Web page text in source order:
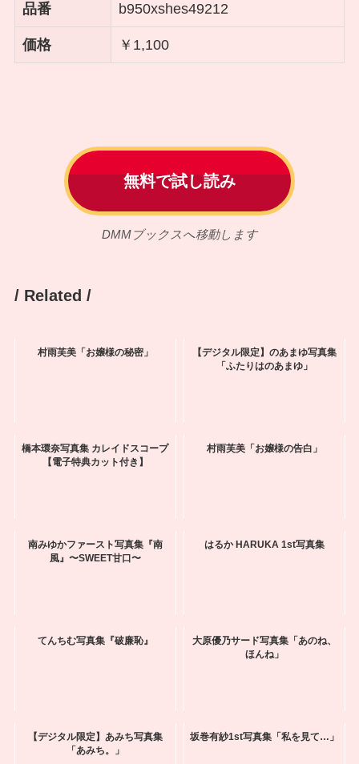
品番 b950xshes49212
価格 ￥1,100
無料で試し読み
DMMブックスへ移動します
/ Related /
村雨芙美「お嬢様の秘密」
【デジタル限定】のあまゆ写真集
「ふたりはのあまゆ」
橋本環奈写真集 カレイドスコープ
【電子特典カット付き】
村雨芙美「お嬢様の告白」
南みゆかファースト写真集『南
風』〜SWEET甘口〜
はるか HARUKA 1st写真集
てんちむ写真集『破廉恥』
大原優乃サード写真集「あのね、
ほんね」
【デジタル限定】あみち写真集
「あみち。」
坂巻有紗1st写真集「私を見て…」